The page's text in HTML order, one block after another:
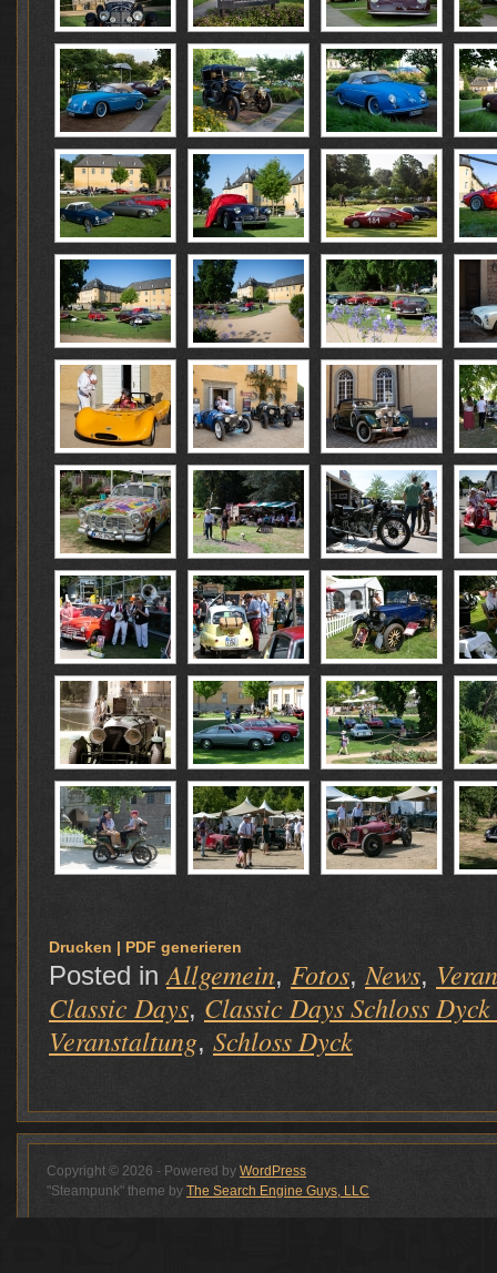
Drucken | PDF generieren
Posted in Allgemein, Fotos, News,
Classic Days, Classic Days Schloss
Veranstaltung, Schloss Dyck
Copyright © 2026 - Powered by WordPress
"Steampunk" theme by The Search Engine Guys, LLC